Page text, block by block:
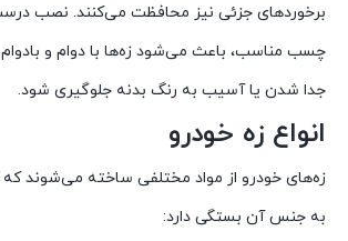
برخوردهای جزئی نیز محافظت می‌کنند. نصب
چسب مناسب، باعث می‌شود زه‌ها با دوام و بادوام
جدا شدن یا آسیب به رنگ بدنه جلوگیری شود.
انواع زه خودرو
زه‌های خودرو از مواد مختلفی ساخته می‌شوند
به جنس آن بستگی دارد: